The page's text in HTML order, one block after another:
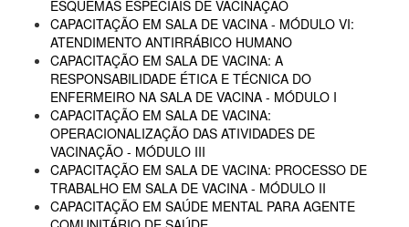
ESQUEMAS ESPECIAIS DE VACINAÇÃO
CAPACITAÇÃO EM SALA DE VACINA - MÓDULO VI:
ATENDIMENTO ANTIRRÁBICO HUMANO
CAPACITAÇÃO EM SALA DE VACINA: A
RESPONSABILIDADE ÉTICA E TÉCNICA DO
ENFERMEIRO NA SALA DE VACINA - MÓDULO I
CAPACITAÇÃO EM SALA DE VACINA:
OPERACIONALIZAÇÃO DAS ATIVIDADES DE
VACINAÇÃO - MÓDULO III
CAPACITAÇÃO EM SALA DE VACINA: PROCESSO DE
TRABALHO EM SALA DE VACINA - MÓDULO II
CAPACITAÇÃO EM SAÚDE MENTAL PARA AGENTE